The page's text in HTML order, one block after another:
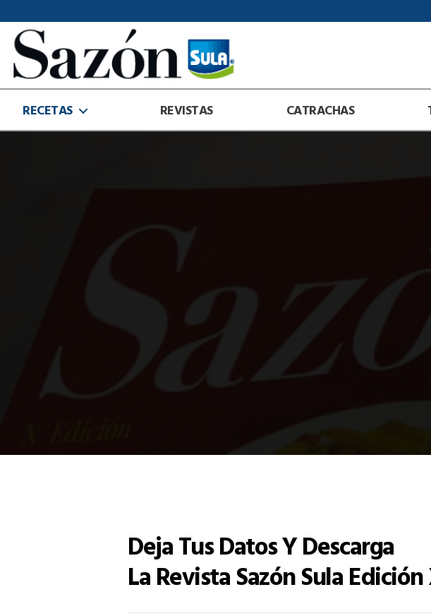
Sazón
SulaRECETAS REVISTAS CATRACHAS
Deja Tus Datos Y Descarga
La Revista Sazón Sula Edición